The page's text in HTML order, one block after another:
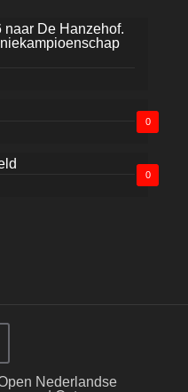
De Hanzehof.
0
0
Nederlandse